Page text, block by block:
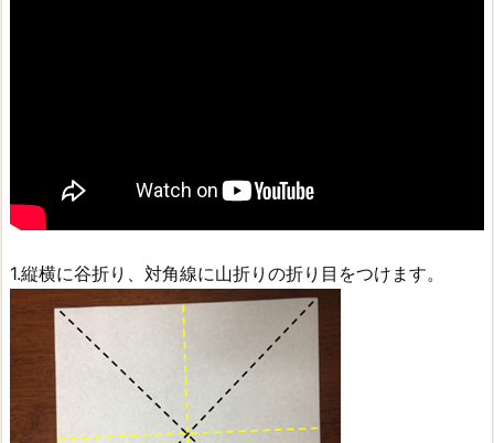
1.縦横に谷折り、対角線に山折りの折り目をつけます。